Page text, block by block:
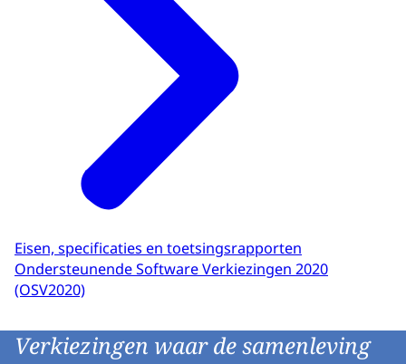
Eisen, specificaties en toetsingsrapporten
Ondersteunende Software Verkiezingen 2020
(OSV2020)
Verkiezingen waar de samenleving